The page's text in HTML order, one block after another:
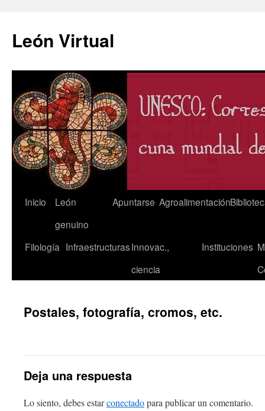
León Virtual
Saltar
contenido
Inicio
León
genuino
Apuntarse Agroalimentación
Filología InfraestructurasInnovac.,
ciencia
Instituciones
Postales, fotografía, cromos, etc.
Deja una respuesta
Lo siento, debes estarconectadopara publicar un comentario.